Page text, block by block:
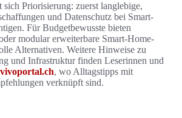
Priorisierung: zuerst langlebige,
und Datenschutz bei Smart-
Für Budgetbewusste bieten
modular erweiterbare Smart-Home-
Alternativen. Weitere Hinweise zu
und Infrastruktur finden Leserinnen und
vivoportal.ch, wo Alltagstipps mit
verknüpft sind.